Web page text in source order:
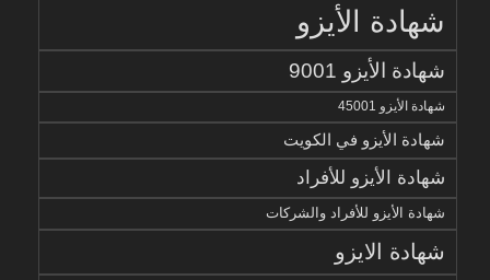
شهادة الأيزو
شهادة الأيزو 9001
شهادة الأيزو 45001
شهادة الأيزو في الكويت
شهادة الأيزو للأفراد
شهادة الأيزو للأفراد والشركات
شهادة الايزو